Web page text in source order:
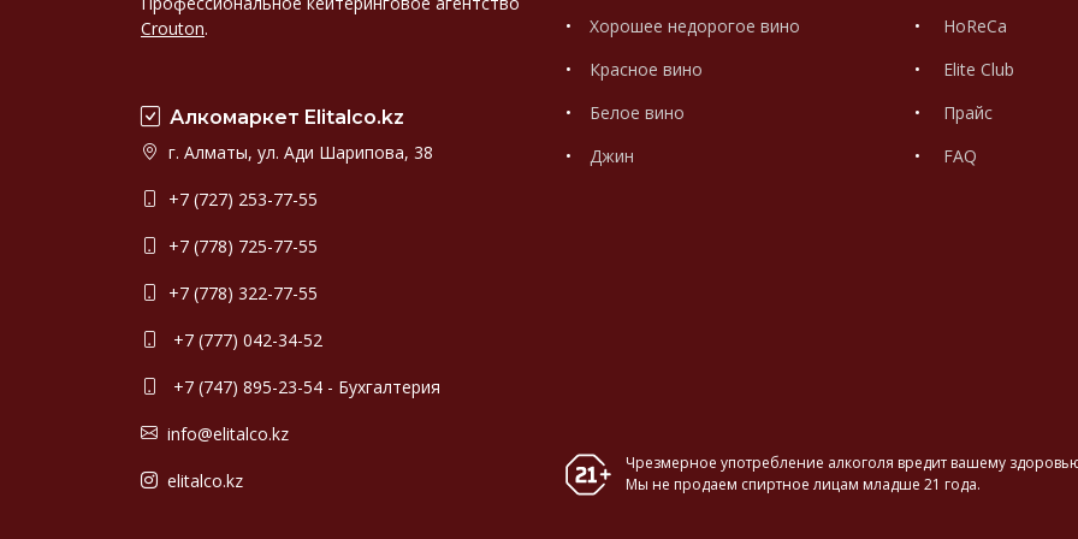
Crouton.
Алкомаркет Elitalco.kz
г. Алматы, ул. Ади Шарипова, 38
+7 (727) 253-77-55
+7 (778) 725-77-55
+7 (778) 322-77-55
+7 (777) 042-34-52
+7 (747) 895-23-54 - Бухгалтерия
info@elitalco.kz
elitalco.kz
Хорошее недорогое вино
Красное вино
Белое вино
Джин
HoReCa
Elite Club
Прайс
FAQ
Чрезмерное употребление алкоголя вредит вашему
Мы не продаем спиртное лицам младше 21 года.